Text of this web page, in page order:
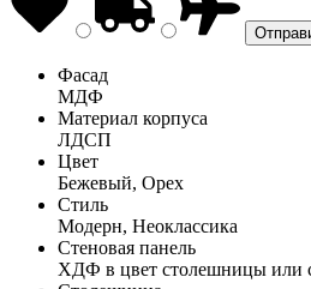
Фасад
МДФ
Материал корпуса
ЛДСП
Цвет
Бежевый, Орех
Стиль
Модерн, Неоклассика
Стеновая панель
ХДФ в цвет столешницы или